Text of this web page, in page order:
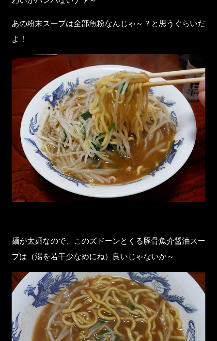
あの粉末スープは全部魚粉なんじゃ～？と思うぐらいだ
よ！
麺が太麺なので、このズドーンとくる豚骨魚介醤油スー
プは（湯を若干少なめにね）良いじゃないか～